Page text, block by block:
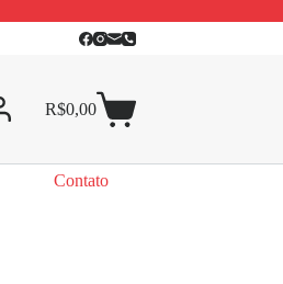
R$0,00
Contato